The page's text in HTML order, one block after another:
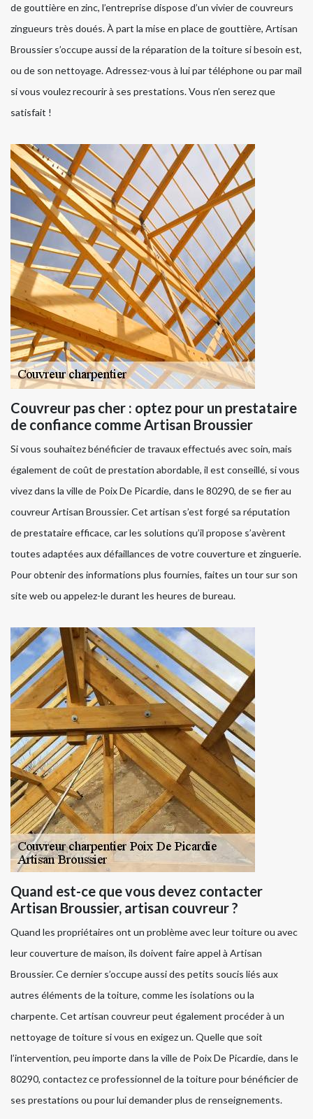
de gouttière en zinc, l’entreprise dispose d’un vivier de couvreurs
zingueurs très doués. À part la mise en place de gouttière, Artisan
Broussier s’occupe aussi de la réparation de la toiture si besoin est,
ou de son nettoyage. Adressez-vous à lui par téléphone ou par mail
si vous voulez recourir à ses prestations. Vous n’en serez que
satisfait !
Couvreur pas cher : optez pour un prestataire
de confiance comme Artisan Broussier
Si vous souhaitez bénéficier de travaux effectués avec soin, mais
également de coût de prestation abordable, il est conseillé, si vous
vivez dans la ville de Poix De Picardie, dans le 80290, de se fier au
couvreur Artisan Broussier. Cet artisan s’est forgé sa réputation
de prestataire efficace, car les solutions qu’il propose s’avèrent
toutes adaptées aux défaillances de votre couverture et zinguerie.
Pour obtenir des informations plus fournies, faites un tour sur son
site web ou appelez-le durant les heures de bureau.
Quand est-ce que vous devez contacter
Artisan Broussier, artisan couvreur ?
Quand les propriétaires ont un problème avec leur toiture ou avec
leur couverture de maison, ils doivent faire appel à Artisan
Broussier. Ce dernier s’occupe aussi des petits soucis liés aux
autres éléments de la toiture, comme les isolations ou la
charpente. Cet artisan couvreur peut également procéder à un
nettoyage de toiture si vous en exigez un. Quelle que soit
l’intervention, peu importe dans la ville de Poix De Picardie, dans le
80290, contactez ce professionnel de la toiture pour bénéficier de
ses prestations ou pour lui demander plus de renseignements.